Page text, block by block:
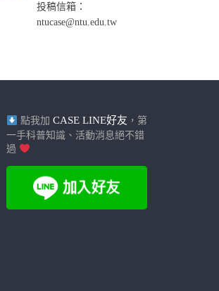
投稿信箱：
ntucase@ntu.edu.tw
點我加 CASE LINE好友 ，第
一手科普知識、活動消息絕不錯
過